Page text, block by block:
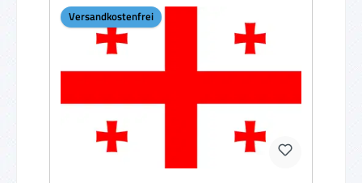
Versandkostenfrei